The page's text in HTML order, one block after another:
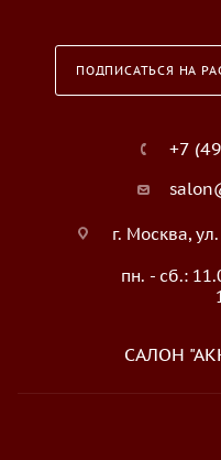
ПОДПИСАТЬСЯ НА
+7
г. Москва,
пн. - сб.:
САЛОН